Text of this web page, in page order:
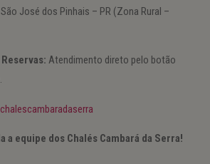
São José dos Pinhais – PR (Zona Rural –
Atendimento direto pelo botão
a equipe dos Chalés Cambará da Serra!